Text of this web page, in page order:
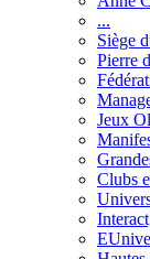
...
Siège
Pierre
Jeux
Clubs